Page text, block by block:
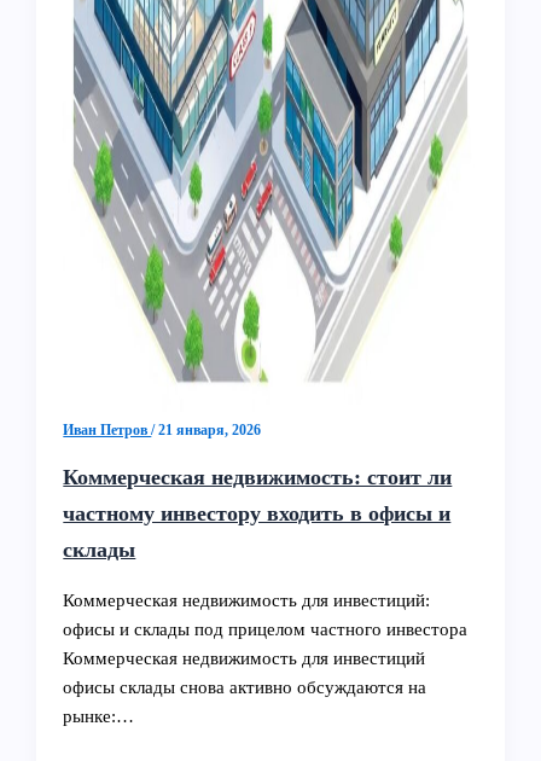
Иван Петров/21 января, 2026
Коммерческая недвижимость: стоит ли
частному инвестору входить в офисы и
склады
Коммерческая недвижимость для инвестиций:
офисы и склады под прицелом частного инвестора
Коммерческая недвижимость для инвестиций
офисы склады снова активно обсуждаются на
рынке:…